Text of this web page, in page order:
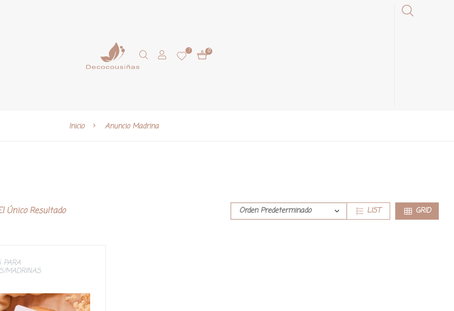
1 0
Inicio Anuncio Madrina
Único Resultado LIST GRID
PARA
MADRINAS